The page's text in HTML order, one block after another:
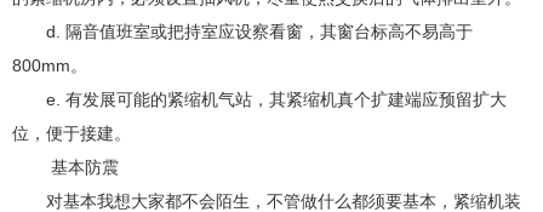
d. 隔音值班室或把持室应设察看窗，其窗台标高不易高于
800mm。
e. 有发展可能的紧缩机气站，其紧缩机真个扩建端应预留扩大
位，便于接建。
基本防震
对基本我想大家都不会陌生，不管做什么都须要基本，紧缩机装